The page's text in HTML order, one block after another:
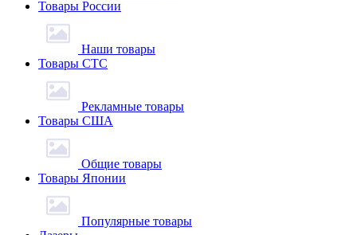
Товары России
Наши товары
Товары СТС
Рекламные товары
Товары США
Общие товары
Товары Японии
Популярные товары